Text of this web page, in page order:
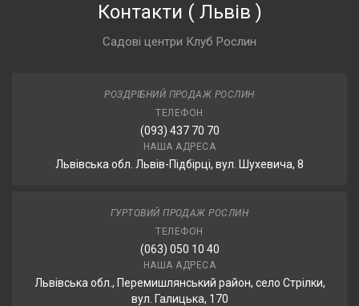
Контакти ( Львів )
Садові центри Клуб Рослин
РОЗДРІБНИЙ ПРОДАЖ РОСЛИН
ТЕЛЕФОН
(093) 437 70 70
НАША АДРЕСА
Львівська обл. Львів-Підбірці, вул. Шухевича, 8
ГУРТОВИЙ ПРОДАЖ РОСЛИН
ТЕЛЕФОН
(063) 050 10 40
НАША АДРЕСА
Львівська обл., Перемишлянський район, село Стрілки,
вул. Галицька, 170